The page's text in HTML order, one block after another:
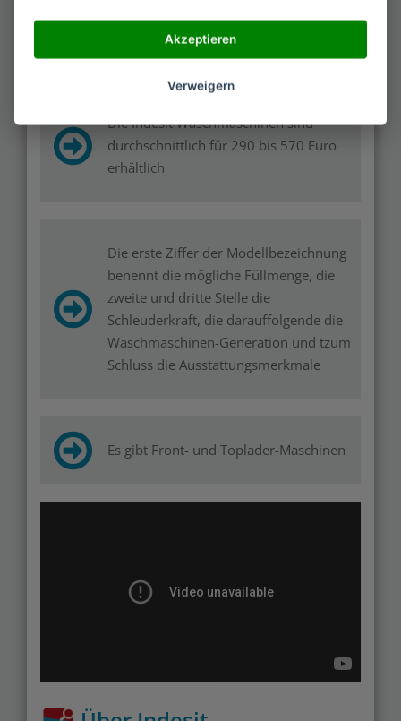
Er ist der drittgrößte europäische
Hersteller
Die Indesit Waschmaschinen sind
durchschnittlich für 290 bis 570 Euro
erhältlich
Die erste Ziffer der Modellbezeichnung
benennt die mögliche Füllmenge, die
zweite und dritte Stelle die
Schleuderkraft, die darauffolgende die
Waschmaschinen-Generation und tzum
Schluss die Ausstattungsmerkmale
Es gibt Front- und Toplader-Maschinen
Akzeptieren
Verweigern